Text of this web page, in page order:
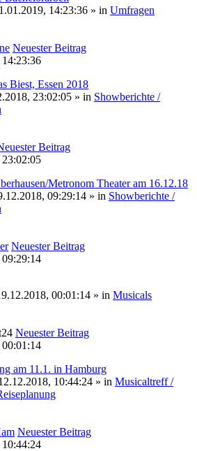
14:23:36 » in Umfragen
Neuester Beitrag
Biest, Essen 2018
23:02:05 » in Showberichte /
Beitrag
Metronom Theater am 16.12.18
09:29:14 » in Showberichte /
Neuester Beitrag
00:01:14 » in Musicals
Neuester Beitrag
am 11.1. in Hamburg
10:44:24 » in Musicaltreff /
Neuester Beitrag